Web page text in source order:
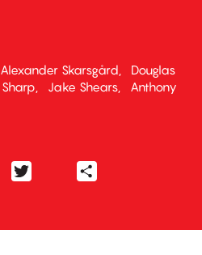
Alexander Skarsgård
Douglas
Jake Shears
Anthony